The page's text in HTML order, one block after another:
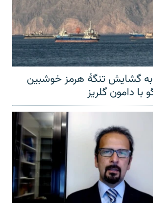
به گشایش تنگهٔ هرمز خوشبین
با دامون گلریز